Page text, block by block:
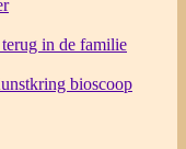
in de familie
bioscoop